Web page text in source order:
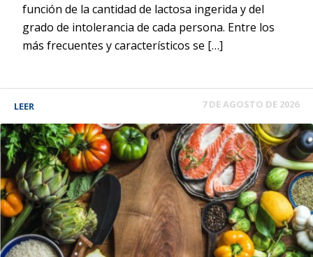
función de la cantidad de lactosa ingerida y del
grado de intolerancia de cada persona. Entre los
más frecuentes y característicos se […]
LEER 7 DE AGOSTO DE 2026